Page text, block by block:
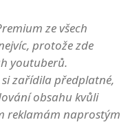
ze všech
protože zde
youtuberů.
zařídila předplatné,
obsahu kvůli
reklamám naprostým